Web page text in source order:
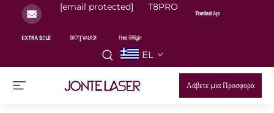
[email protected] T8PRO
EL
Λάβετε μια Προσφορά